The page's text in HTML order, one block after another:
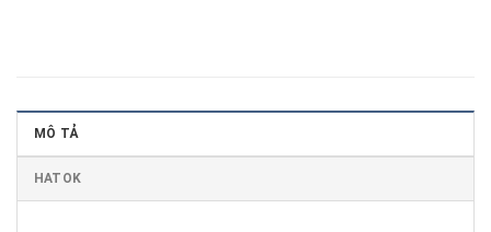
MÔ TẢ
HATOK